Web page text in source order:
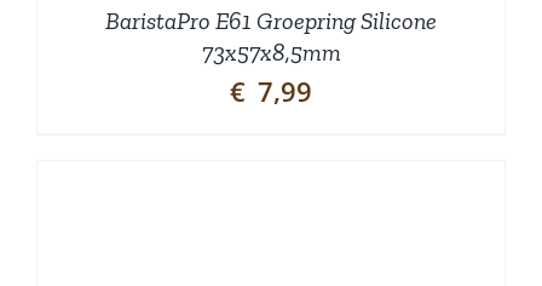
BaristaPro E61 Groepring Silicone
73x57x8,5mm
€ 7,99